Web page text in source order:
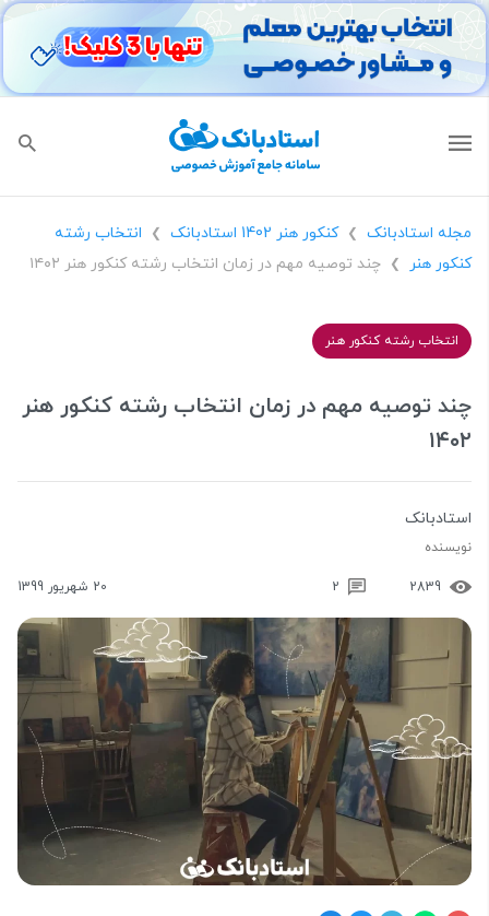
مجله استادبانک ❯ کنکور هنر 1402 استادبانک ❯
انتخاب رشته
کنکور هنر
❯ چند توصیه مهم در زمان انتخاب رشته کنکور هنر ۱۴۰۲
انتخاب رشته کنکور هنر
چند توصیه مهم در زمان انتخاب رشته کنکور هنر
۱۴۰۲
استادبانک
نویسنده
2839
2 20 شهریور 1399